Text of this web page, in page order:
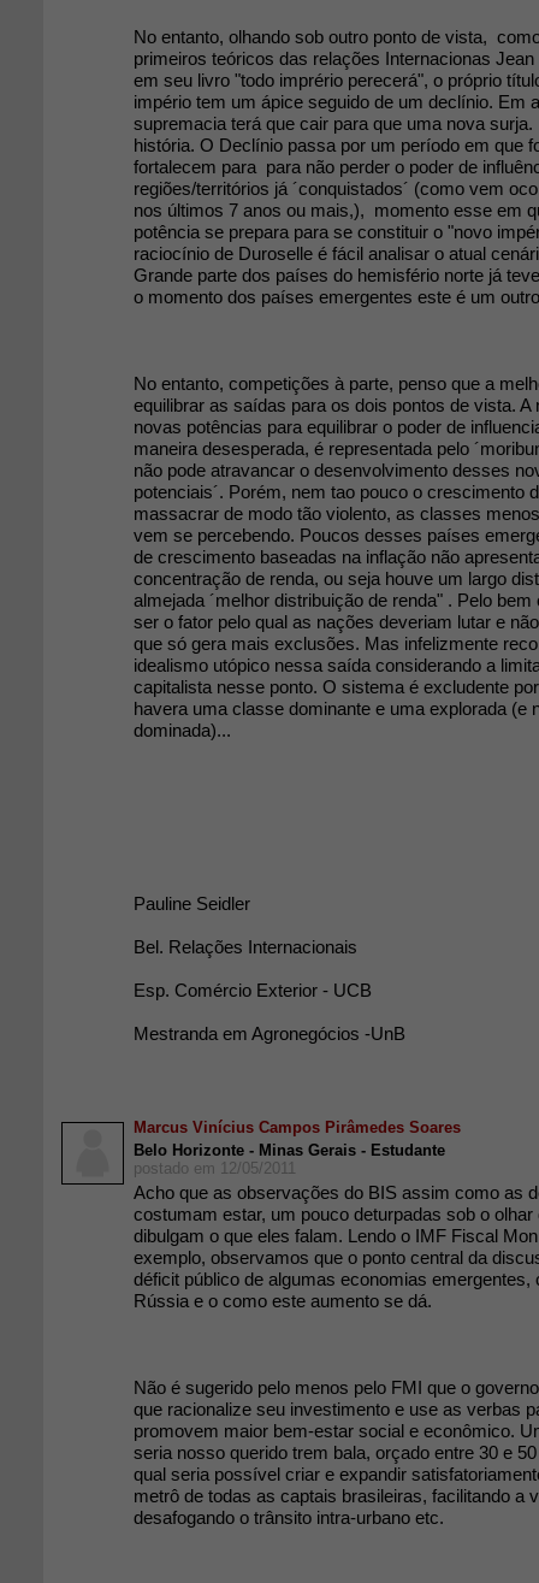
No entanto, olhando sob outro ponto de vista,
primeiros teóricos das relações Internacionas
em seu livro "todo imprério perecerá", o próprio
império tem um ápice seguido de um declínio. Em
supremacia terá que cair para que uma nova
história. O Declínio passa por um período em que
fortalecem para para não perder o poder de
regiões/territórios já ´conquistados´ (como vem
nos últimos 7 anos ou mais,), momento esse em
potência se prepara para se constituir o "novo
raciocínio de Duroselle é fácil analisar o atual
Grande parte dos países do hemisfério norte já
o momento dos países emergentes este é um
No entanto, competições à parte, penso que a
equilibrar as saídas para os dois pontos de vista. A
novas potências para equilibrar o poder de
maneira desesperada, é representada pelo
não pode atravancar o desenvolvimento desses
potenciais´. Porém, nem tao pouco o crescimento
massacrar de modo tão violento, as classes
vem se percebendo. Poucos desses países
de crescimento baseadas na inflação não
concentração de renda, ou seja houve um largo
almejada ´melhor distribuição de renda" . Pelo
ser o fator pelo qual as nações deveriam lutar e
que só gera mais exclusões. Mas infelizmente
idealismo utópico nessa saída considerando a
capitalista nesse ponto. O sistema é excludente
havera uma classe dominante e uma explorada (e
dominada)...
Pauline Seidler
Bel. Relações Internacionais
Esp. Comércio Exterior - UCB
Mestranda em Agronegócios -UnB
Marcus Vinícius Campos Pirâmedes Soares
Belo Horizonte - Minas Gerais - Estudante
postado em 12/05/2011
Acho que as observações do BIS assim como as
costumam estar, um pouco deturpadas sob o
dibulgam o que eles falam. Lendo o IMF Fiscal
exemplo, observamos que o ponto central da
déficit público de algumas economias emergentes,
Rússia e o como este aumento se dá.
Não é sugerido pelo menos pelo FMI que o
que racionalize seu investimento e use as verbas
promovem maior bem-estar social e econômico.
seria nosso querido trem bala, orçado entre 30 e
qual seria possível criar e expandir
metrô de todas as captais brasileiras, facilitando a
desafogando o trânsito intra-urbano etc.